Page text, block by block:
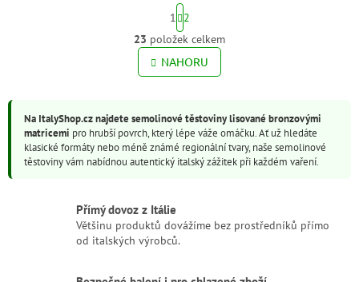
ideální pro...
O
v
l
a
c
í
p
y
v
S
t
r
á
n
k
á
n
í
1
2
23 položek celkem
NAHORU
Na ItalyShop.cz najdete semolinové těstoviny lisované bronzovými
matricemi pro hrubší povrch, který lépe váže omáčku. Ať už hledáte
klasické formáty nebo méně známé regionální tvary, naše semolinové
těstoviny vám nabídnou autentický italský zážitek při každém vaření.
Přímý dovoz z Itálie
Většinu produktů dovážíme bez prostředníků přímo
od italských výrobců.